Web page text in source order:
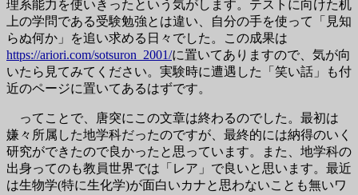
理系能力を使いきったという気がします。テストに向けた机
上の学問である受験勉強とは違い、自分の手を使って「見知
らぬ何か」を追い求める日々でした。この成果は
https://ariori.com/sotsuron_2001/に置いてありますので、気が向
いたら見てみてください。実験時に遭遇した「笑い話」も付
近のページに置いてあるはずです。
ってことで、唐突にこの文章は終わるのでした。最初は
嫌々所属した地学科だったのですが、最終的には納得のいく
研究ができたので良かったと思っています。また、地学科の
出身ってのも教員世界では「レア」で良いと思います。最近
は生物学(特に生化学)が面白いカナと思わないことも無いワ